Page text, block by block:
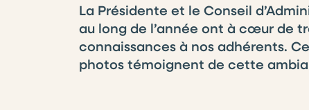
La Présidente et le Conseil
au long de l’année ont à cœur de
connaissances à nos adhérents.
photos témoignent de cette